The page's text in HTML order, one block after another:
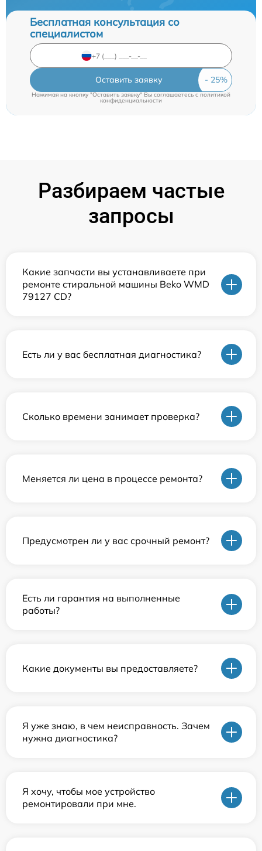
Бесплатная консультация со
специалистом
Оставить заявку
Нажимая на кнопку "Оставить заявку" Вы соглашаетесь c политикой
конфиденциальности
Разбираем частые
запросы
Какие запчасти вы устанавливаете при
ремонте стиральной машины Beko WMD
79127 CD?
Есть ли у вас бесплатная диагностика?
Сколько времени занимает проверка?
Меняется ли цена в процессе ремонта?
Предусмотрен ли у вас срочный ремонт?
Есть ли гарантия на выполненные
работы?
Какие документы вы предоставляете?
Я уже знаю, в чем неисправность. Зачем
нужна диагностика?
Я хочу, чтобы мое устройство
ремонтировали при мне.